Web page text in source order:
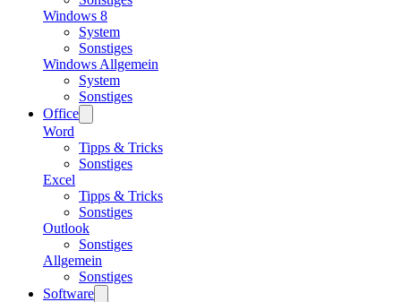
Windows 8
System
Sonstiges
Windows Allgemein
System
Sonstiges
Office
Word
Tipps & Tricks
Sonstiges
Excel
Tipps & Tricks
Sonstiges
Outlook
Sonstiges
Allgemein
Sonstiges
Software